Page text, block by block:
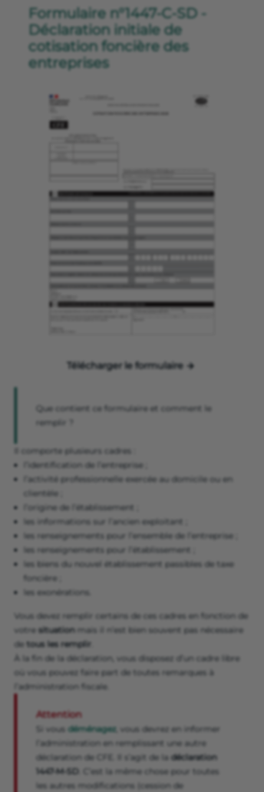
Formulaire n°1447-C-SD -
Déclaration initiale de
cotisation foncière des
entreprises
Télécharger le formulaire
Que contient ce formulaire et comment le
remplir ?
Il comporte plusieurs cadres :
l’identification de l’entreprise ;
l’activité professionnelle exercée au domicile ou en
clientèle ;
l’origine de l’établissement ;
les informations sur l’ancien exploitant ;
les renseignements pour l’ensemble de l’entreprise ;
les renseignements pour l’établissement ;
les biens du nouvel établissement passibles de taxe
foncière ;
les exonérations.
Vous devez remplir certains de ces cadres en fonction de
votre situation mais il n’est bien souvent pas nécessaire
de tous les remplir
À la fin de la déclaration, vous disposez d’un cadre libre
où vous pouvez faire part de toutes remarques à
l’administration fiscale.
Attention
Si vous déménagez , vous devrez en informer
l’administration en remplissant une autre
déclaration de CFE. Il s’agit de la déclaration
1447-M-SD . C’est la même chose pour toutes
les autres modifications (cession de